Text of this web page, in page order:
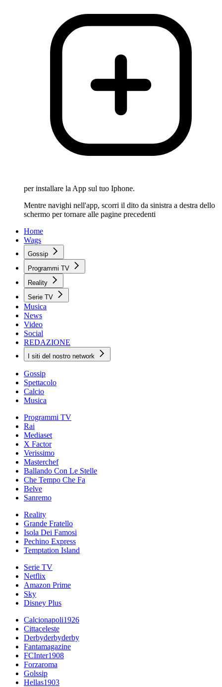
per installare la App sul tuo Iphone.
Mentre navighi nell'app, scorri il dito da sinistra a destra dello
schermo per tornare alle pagine precedenti
Home
Wags
Gossip
Programmi TV
Reality
Serie TV
Musica
News
Video
Social
REDAZIONE
I siti del nostro network
Gossip
Spettacolo
Calcio
Musica
Programmi TV
Rai
Mediaset
X Factor
Verissimo
Masterchef
Ballando Con Le Stelle
Che Tempo Che Fa
Belve
Sanremo
Reality
Grande Fratello
Isola Dei Famosi
Pechino Express
Temptation Island
Serie TV
Netflix
Amazon Prime
Sky
Disney Plus
Calcionapoli1926
Cittaceleste
Derbyderbyderby
Fantamagazine
FCInter1908
Forzaroma
Golssip
Hellas1903